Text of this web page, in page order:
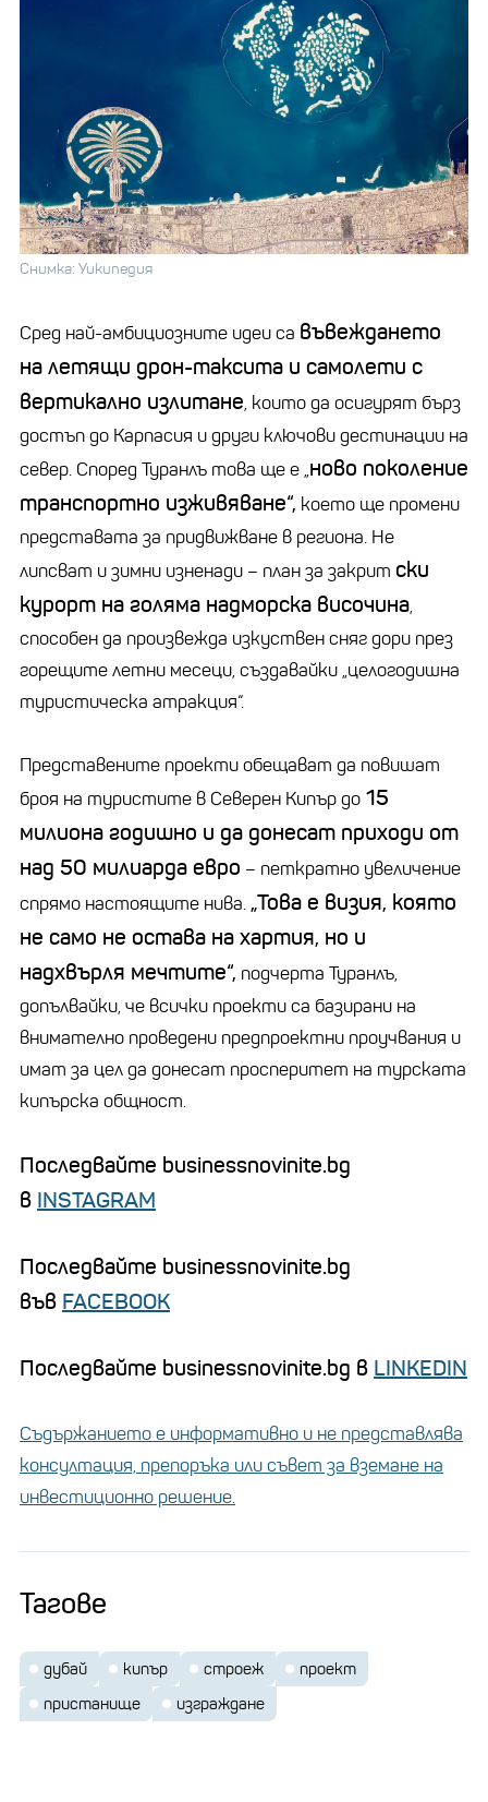
Снимка: Уикипедия
Сред най-амбициозните идеи са въвеждането
на летящи дрон-таксита и самолети с
вертикално излитане, които да осигурят бърз
достъп до Карпасия и други ключови дестинации на
север. Според Туранлъ това ще е „ново поколение
транспортно изживяване“, което ще промени
представата за придвижване в региона. Не
липсват и зимни изненади – план за закрит ски
курорт на голяма надморска височина,
способен да произвежда изкуствен сняг дори през
горещите летни месеци, създавайки „целогодишна
туристическа атракция“.
Представените проекти обещават да повишат
броя на туристите в Северен Кипър до 15
милиона годишно и да донесат приходи от
над 50 милиарда евро – петкратно увеличение
спрямо настоящите нива.„Това е визия, която
не само не остава на хартия, но и
надхвърля мечтите“, подчерта Туранлъ,
допълвайки, че всички проекти са базирани на
внимателно проведени предпроектни проучвания и
имат за цел да донесат просперитет на турската
кипърска общност.
Последвайте businessnovinite.bg
в INSTAGRAM
Последвайте businessnovinite.bg
във FACEBOOK
Последвайте businessnovinite.bg в LINKEDIN
Съдържанието е информативно и не представлява
консултация, препоръка или съвет за вземане на
инвестиционно решение.
Тагове
дубай кипър строеж
проект
пристанище
изграждане